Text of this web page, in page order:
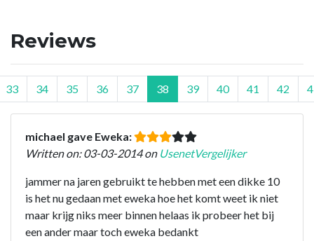
Reviews
33 34 35 36 37 38 39 40 41 42
michael gave Eweka:
Written on: 03-03-2014 on UsenetVergelijker
jammer na jaren gebruikt te hebben met een dikke 10
is het nu gedaan met eweka hoe het komt weet ik niet
maar krijg niks meer binnen helaas ik probeer het bij
een ander maar toch eweka bedankt